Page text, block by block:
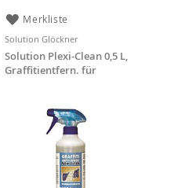
Merkliste
Solution Glöckner
Solution Plexi-Clean 0,5 L,
Graffitientfern. für